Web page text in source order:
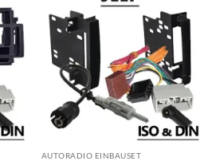
AUTORADIO EINBAUSET